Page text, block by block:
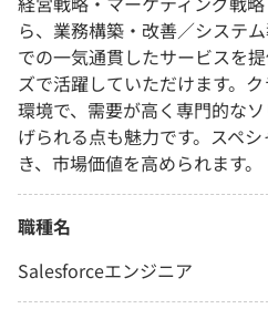
ら、業務構築・改善／システ
での一気通貫したサービスを
ズで活躍していただけます。
環境で、需要が高く専門的な
げられる点も魅力です。スペ
き、市場価値を高められます。
職種名
Salesforceエンジニア